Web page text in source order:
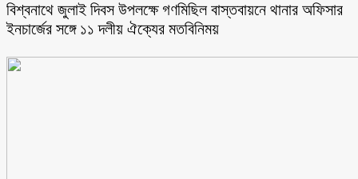
বিশ্বনাথে জুলাই দিবস উপলক্ষে গণমিছিল বাস্তবায়নে থানার অফিসার
ইনচার্জের সঙ্গে ১১ দলীয় ঐক্যের মতবিনিময়